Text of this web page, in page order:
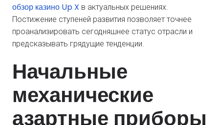
обзор казино Up X в актуальных решениях.
Постижение ступеней развития позволяет точнее
проанализировать сегодняшнее статус отрасли и
предсказывать грядущие тенденции.
Начальные
механические
азартные приборы